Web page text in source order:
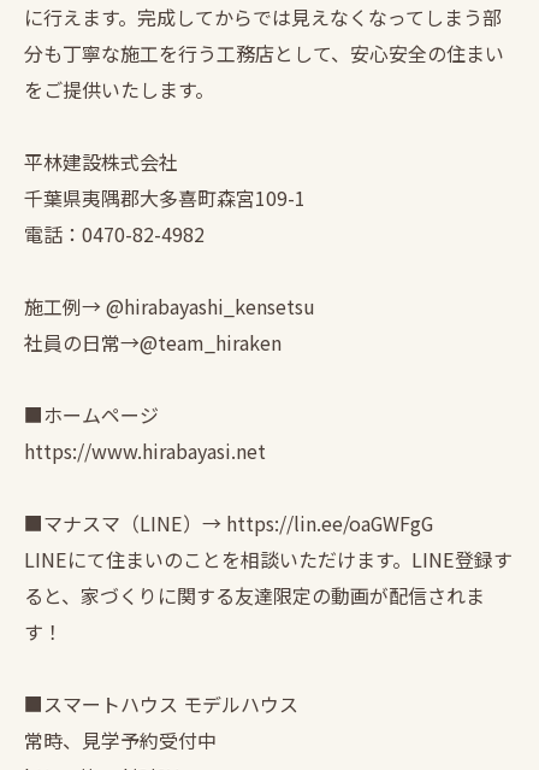
に行えます。完成してからでは見えなくなってしまう部
分も丁寧な施工を行う工務店として、安心安全の住まい
をご提供いたします。
平林建設株式会社
千葉県夷隅郡大多喜町森宮109-1
電話：0470-82-4982
施工例→ @hirabayashi_kensetsu
社員の日常→@team_hiraken
■ホームページ
https://www.hirabayasi.net
■マナスマ（LINE）→ https://lin.ee/oaGWFgG
LINEにて住まいのことを相談いただけます。LINE登録す
ると、家づくりに関する友達限定の動画が配信されま
す！
■スマートハウス モデルハウス
常時、見学予約受付中